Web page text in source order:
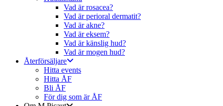
Vad är rosacea?
Vad är perioral dermatit?
Vad är akne?
Vad är eksem?
Vad är känslig hud?
Vad är mogen hud?
Återförsäljare
Hitta events
Hitta ÅF
Bli ÅF
För dig som är ÅF